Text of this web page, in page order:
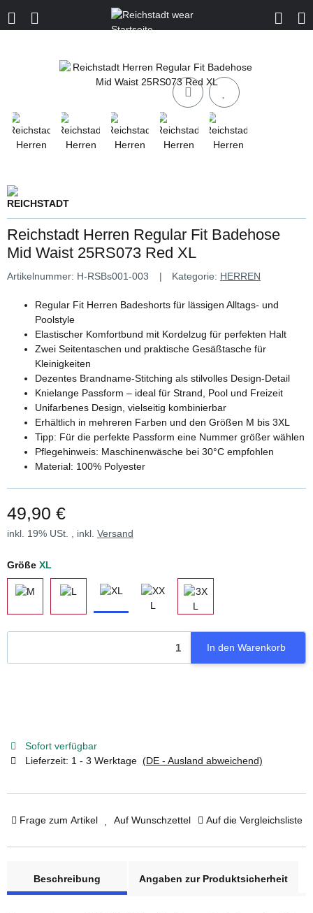
Reichstadt Herren Regular Fit Badehose
Mid Waist 25RS073 Red XL
Artikelnummer: H-RSBs001-003 Kategorie: HERREN
Regular Fit Herren Badeshorts für lässigen Alltags- und
Poolstyle
Elastischer Komfortbund mit Kordelzug für perfekten Halt
Zwei Seitentaschen und praktische Gesäßtasche für
Kleinigkeiten
Dezentes Brandname-Stitching als stilvolles Design-Detail
Knielange Passform – ideal für Strand, Pool und Freizeit
Unifarbenes Design, vielseitig kombinierbar
Erhältlich in mehreren Farben und den Größen M bis 3XL
Tipp: Für die perfekte Passform eine Nummer größer wählen
Pflegehinweis: Maschinenwäsche bei 30°C empfohlen
Material: 100% Polyester
49,90 €
inkl. 19% USt. , inkl. Versand
Größe XL
In den Warenkorb
Sofort verfügbar
Lieferzeit: 1 - 3 Werktage (DE - Ausland abweichend)
Frage zum Artikel Auf Wunschzettel Auf die Vergleichsliste
Beschreibung
Angaben zur Produktsicherheit